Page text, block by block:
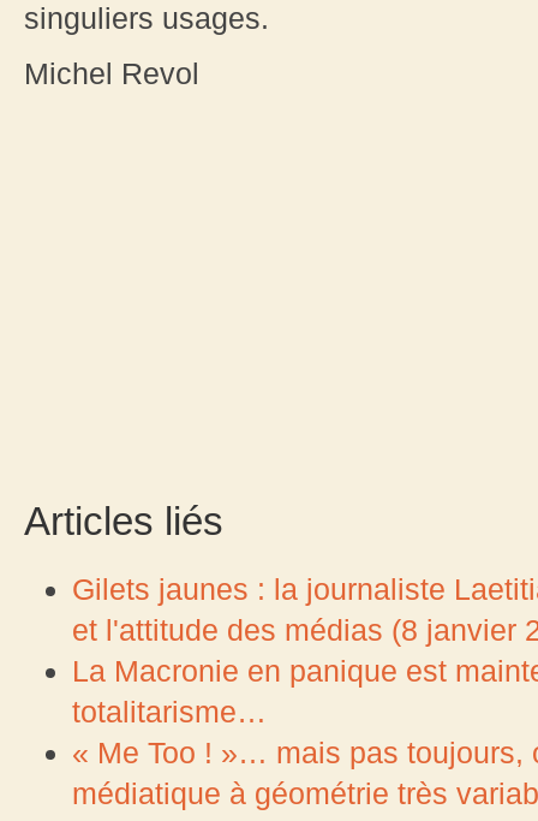
singuliers usages.
Michel Revol
Articles liés
Gilets jaunes : la journaliste
et l'attitude des médias (8 janvier
La Macronie en panique est
totalitarisme…
« Me Too ! »… mais pas toujours,
médiatique à géométrie très